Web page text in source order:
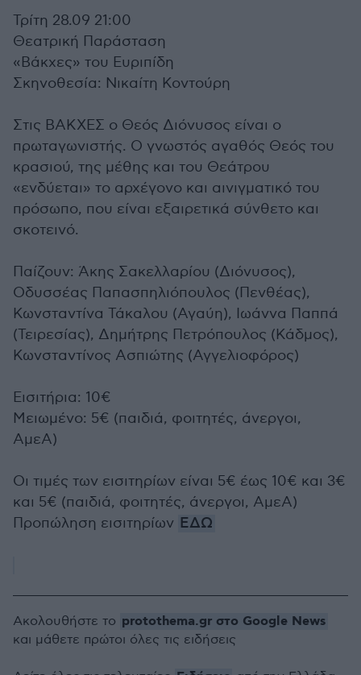
Τρίτη 28.09 21:00
Θεατρική Παράσταση
«Βάκχες» του Ευριπίδη
Σκηνοθεσία: Νικαίτη Κοντούρη
Στις ΒΑΚΧΕΣ ο Θεός Διόνυσος είναι ο
πρωταγωνιστής. Ο γνωστός αγαθός Θεός του
κρασιού, της μέθης και του Θεάτρου
«ενδύεται» το αρχέγονο και αινιγματικό του
πρόσωπο, που είναι εξαιρετικά σύνθετο και
σκοτεινό.
Παίζουν: Άκης Σακελλαρίου (Διόνυσος),
Οδυσσέας Παπασπηλιόπουλος (Πενθέας),
Κωνσταντίνα Τάκαλου (Αγαύη), Ιωάννα Παππά
(Τειρεσίας), Δημήτρης Πετρόπουλος (Κάδμος),
Κωνσταντίνος Ασπιώτης (Αγγελιοφόρος)
Εισιτήρια: 10€
Μειωμένο: 5€ (παιδιά, φοιτητές, άνεργοι,
ΑμεΑ)
Οι τιμές των εισιτηρίων είναι 5€ έως 10€ και 3€
και 5€ (παιδιά, φοιτητές, άνεργοι, ΑμεΑ)
Προπώληση εισιτηρίων ΕΔΩ
Ακολουθήστε το protothema.gr στο Google News
και μάθετε πρώτοι όλες τις ειδήσεις